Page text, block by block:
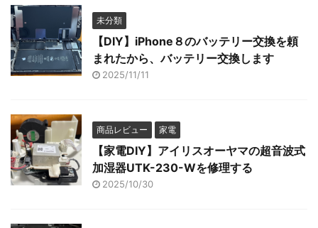
未分類
【DIY】iPhone８のバッテリー交換を頼
まれたから、バッテリー交換します
2025/11/11
商品レビュー 家電
【家電DIY】アイリスオーヤマの超音波式
加湿器UTK-230-Wを修理する
2025/10/30